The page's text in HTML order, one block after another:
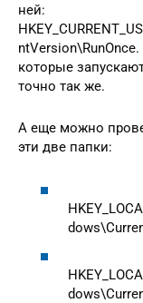
ней:
которые
точно так же.
А еще можно
эти две папки: